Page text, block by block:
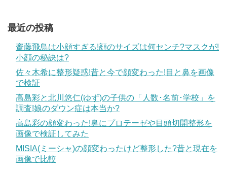
最近の投稿
齋藤飛鳥は小顔すぎる!顔のサイズは何センチ?マスクが!
小顔の秘訣は?
佐々木希に整形疑惑!昔と今で顔変わった!目と鼻を画像
で検証
高島彩と北川悠仁(ゆず)の子供の「人数･名前･学校」を
調査!娘のダウン症は本当か?
高島彩の顔変わった!鼻にプロテーゼや目頭切開整形を
画像で検証してみた
MISIA(ミーシャ)の顔変わったけど整形した?昔と現在を
画像で比較